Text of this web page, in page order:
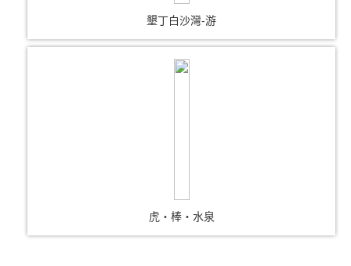
墾丁白沙灣-游
虎‧棒‧水泉